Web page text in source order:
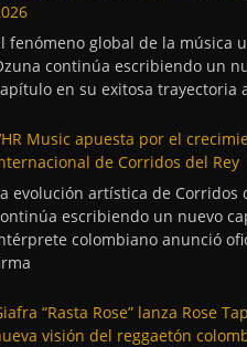
fenómeno global de la música
continúa escribiendo un
en su exitosa trayectoria
Music apuesta por el
de Corridos del Rey
evolución artística de Corridos
escribiendo un nuevo
colombiano anunció
“Rasta Rose” lanza Rose
visión del reggaetón